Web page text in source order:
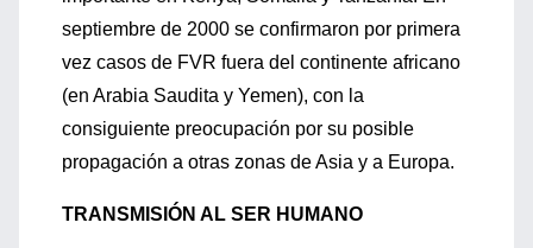
septiembre de 2000 se confirmaron por primera
vez casos de FVR fuera del continente africano
(en Arabia Saudita y Yemen), con la
consiguiente preocupación por su posible
propagación a otras zonas de Asia y a Europa.
TRANSMISIÓN AL SER HUMANO